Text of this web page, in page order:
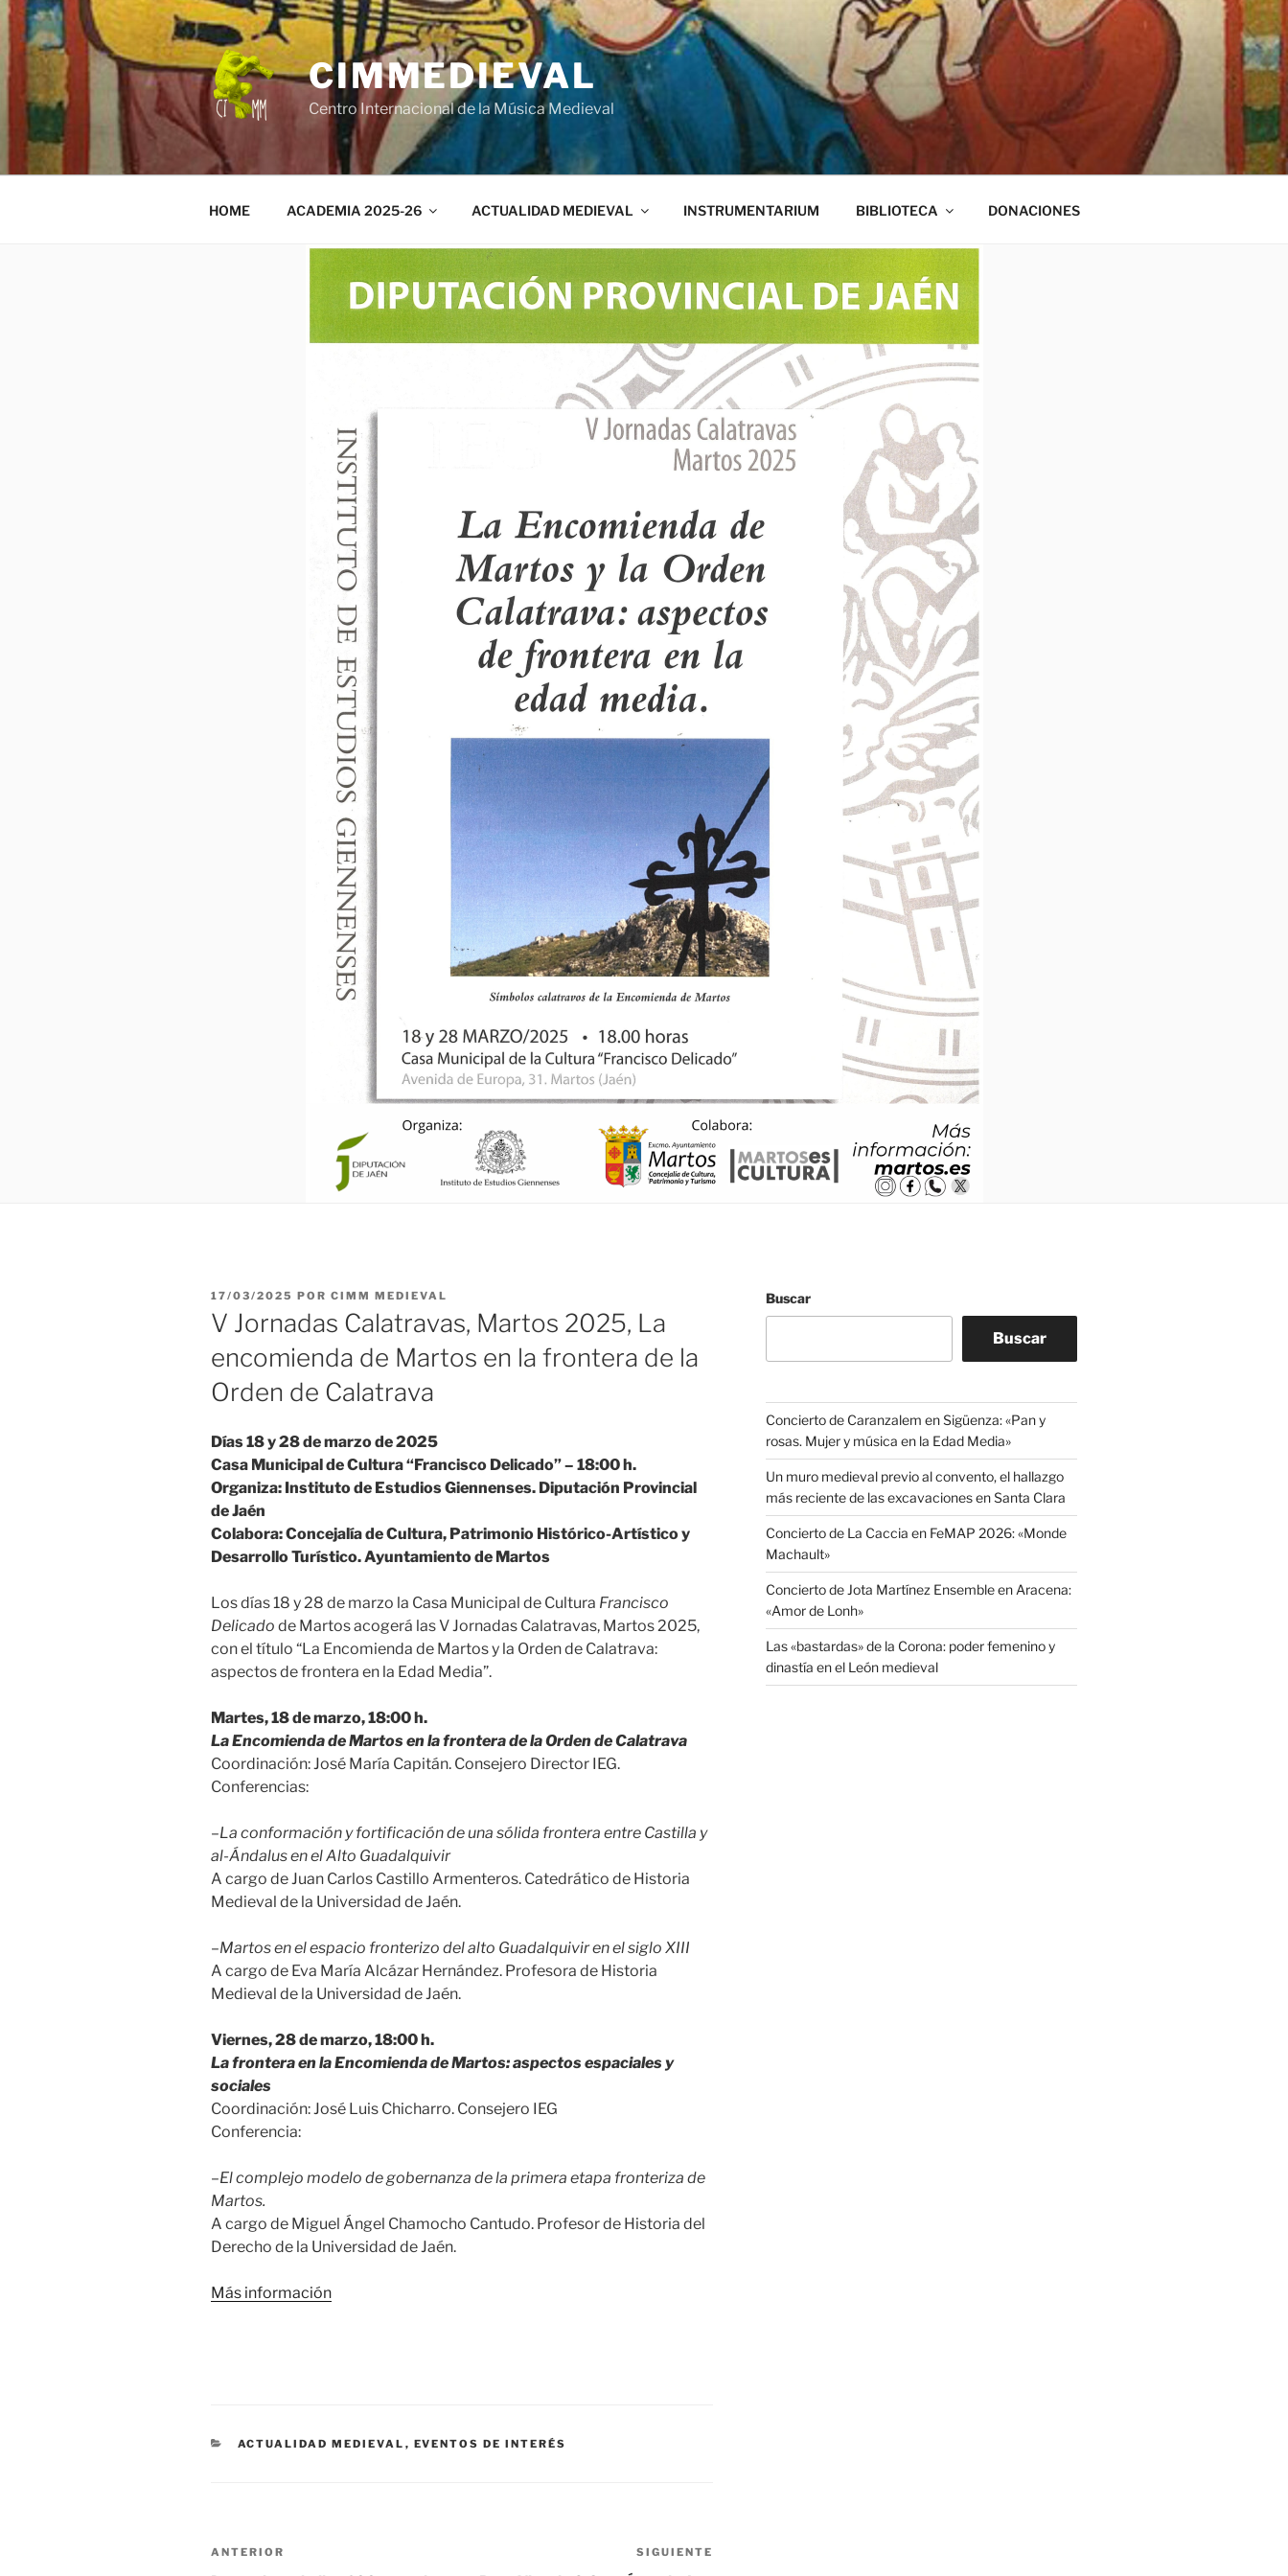
Saltar
contenido
CIMMEDIEVAL
Centro Internacional de la Música Medieval
HOME ACADEMIA 2025-26 ACTUALIDAD MEDIEVAL INSTRUMENTARIUM BIBLIOTECA DONACIONES
PUBLICADO
EL
17/03/2025 POR CIMM MEDIEVAL
V Jornadas Calatravas, Martos 2025, La
encomienda de Martos en la frontera de la
Orden de Calatrava
Días 18 y 28 de marzo de 2025
Casa Municipal de Cultura “Francisco Delicado” – 18:00 h.
Organiza: Instituto de Estudios Giennenses. Diputación Provincial
de Jaén
Colabora: Concejalía de Cultura, Patrimonio Histórico-Artístico y
Desarrollo Turístico. Ayuntamiento de Martos
Los días 18 y 28 de marzo la Casa Municipal de Cultura Francisco
Delicado de Martos acogerá las V Jornadas Calatravas, Martos 2025,
con el título “La Encomienda de Martos y la Orden de Calatrava:
aspectos de frontera en la Edad Media”.
Martes, 18 de marzo, 18:00 h.
La Encomienda de Martos en la frontera de la Orden de Calatrava
Coordinación: José María Capitán. Consejero Director IEG.
Conferencias:
–La conformación y fortificación de una sólida frontera entre Castilla y
al-Ándalus en el Alto Guadalquivir
A cargo de Juan Carlos Castillo Armenteros. Catedrático de Historia
Medieval de la Universidad de Jaén.
–Martos en el espacio fronterizo del alto Guadalquivir en el siglo XIII
A cargo de Eva María Alcázar Hernández. Profesora de Historia
Medieval de la Universidad de Jaén.
Viernes, 28 de marzo, 18:00 h.
La frontera en la Encomienda de Martos: aspectos espaciales y
sociales
Coordinación: José Luis Chicharro. Consejero IEG
Conferencia:
–El complejo modelo de gobernanza de la primera etapa fronteriza de
Martos.
A cargo de Miguel Ángel Chamocho Cantudo. Profesor de Historia del
Derecho de la Universidad de Jaén.
Más información
CATEGORÍAS
ACTUALIDAD MEDIEVAL , EVENTOS DE INTERÉS
Navegación
Entrada
ANTERIOR SIGUIENTE
Buscar
Buscar
Concierto de Caranzalem en Sigüenza: «Pan y
rosas. Mujer y música en la Edad Media»
Un muro medieval previo al convento, el hallazgo
más reciente de las excavaciones en Santa Clara
Concierto de La Caccia en FeMAP 2026: «Monde
Machault»
Concierto de Jota Martínez Ensemble en Aracena:
«Amor de Lonh»
Las «bastardas» de la Corona: poder femenino y
dinastía en el León medieval